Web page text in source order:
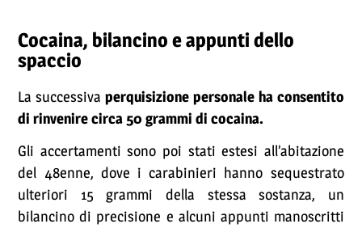
Cocaina, bilancino e appunti dello
spaccio
La successivaperquisizione personale ha consentito
di rinvenire circa 50 grammi di cocaina.
Gli accertamenti sono poi stati estesi all’abitazione
del 48enne, dove i carabinieri hanno sequestrato
ulteriori 15 grammi della stessa sostanza, un
bilancino di precisione e alcuni appunti manoscritti